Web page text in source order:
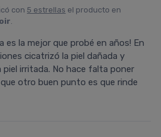
con 5 estrellas el producto en
.
es la mejor que probé en años! En
cicatrizó la piel dañada y
irritada. No hace falta poner
otro buen punto es que rinde